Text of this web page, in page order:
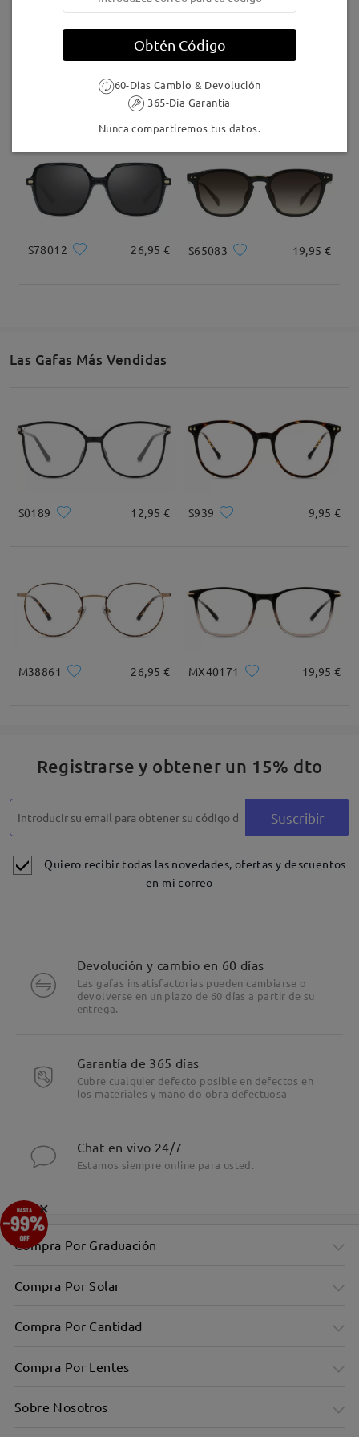
comentarios
Deje su comentario
19,95 € Bay009
S78012 26,95 € S65083 19,95 €
Las Gafas Más Vendidas
S0189 12,95 € S939 9,95 €
M38861 26,95 € MX40171 19,95 €
Registrarse y obtener un 15% dto
Suscribir
Quiero recibir todas las novedades, ofertas y descuentos
en mi correo
Devolución y cambio en 60 días
Las gafas insatisfactorias pueden cambiarse o
devolverse en un plazo de 60 días a partir de su
entrega.
Garantía de 365 días
Cubre cualquier defecto posible en defectos en
los materiales y mano do obra defectuosa
Chat en vivo 24/7
Estamos siempre online para usted.
Compra Por Graduación
Compra Por Solar
Compra Por Cantidad
Compra Por Lentes
Sobre Nosotros
×
Obtén Código
60-Días Cambio & Devolución
365-Día Garantía
Nunca compartiremos tus datos.